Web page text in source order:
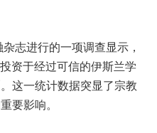
志进行的一项调查显示，
资于经过可信的伊斯兰学
这一统计数据突显了宗教
要影响。